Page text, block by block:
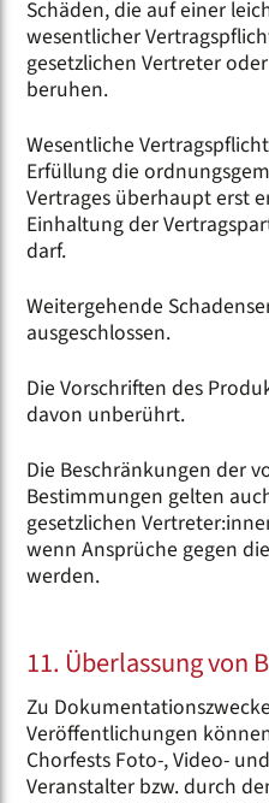
Schäden, die auf einer
wesentlicher
gesetzlichen Vertreter
beruhen.
Wesentliche
Erfüllung die
Vertrages überhaupt erst
Einhaltung der
darf.
Weitergehende
ausgeschlossen.
Die Vorschriften des
davon unberührt.
Die Beschränkungen der
Bestimmungen gelten
gesetzlichen
wenn Ansprüche gegen
werden.
11. Überlassung von
Zu
Veröffentlichungen
Chorfests Foto-, Video-
Veranstalter bzw. durch